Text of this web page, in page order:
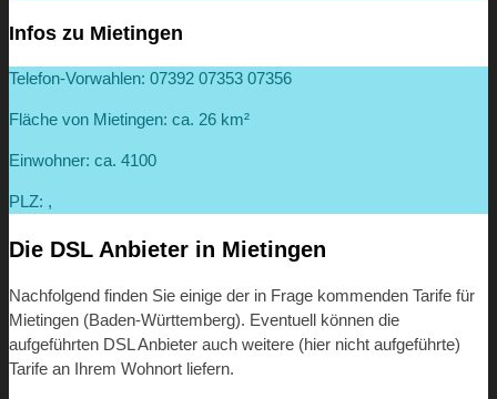
Infos zu Mietingen
Telefon-Vorwahlen: 07392 07353 07356
Fläche von Mietingen: ca. 26 km²
Einwohner: ca. 4100
PLZ: ,
Die DSL Anbieter in Mietingen
Nachfolgend finden Sie einige der in Frage kommenden Tarife für
Mietingen (Baden-Württemberg). Eventuell können die
aufgeführten DSL Anbieter auch weitere (hier nicht aufgeführte)
Tarife an Ihrem Wohnort liefern.